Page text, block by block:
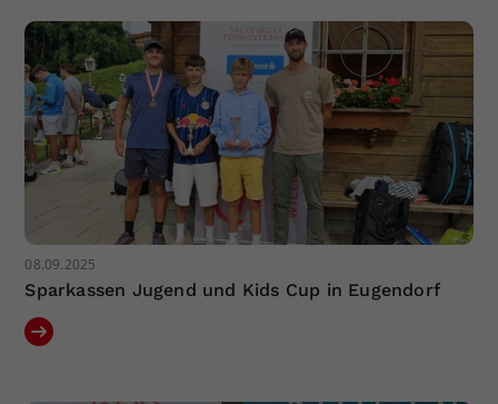
08.09.2025
Sparkassen Jugend und Kids Cup in Eugendorf
Zweck
Dieser Wert speichert Ihre Consent-
Einstellungen. Unter anderem eine
zufällig generierte ID, für die
historische Speicherung Ihrer
vorgenommen Einstellungen, falls der
Webseiten-Betreiber dies eingestellt
hat.